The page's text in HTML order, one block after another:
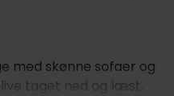
med skønne sofaer og
taget ned og læst,